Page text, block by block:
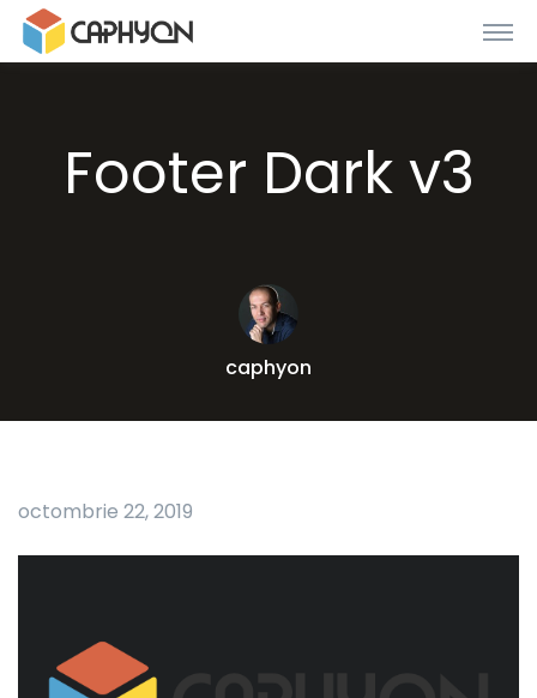
Footer Dark v3
caphyon
octombrie 22, 2019